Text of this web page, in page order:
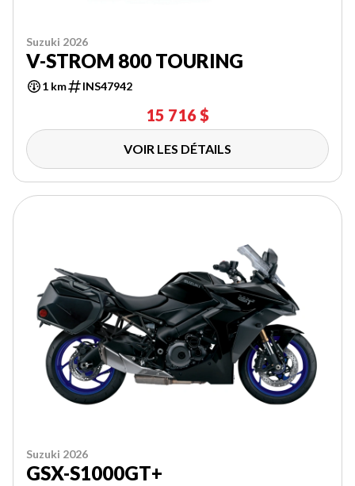
Suzuki 2026
V-STROM 800 TOURING
1 km INS47942
15 716 $
VOIR LES DÉTAILS
Suzuki 2026
GSX-S1000GT+